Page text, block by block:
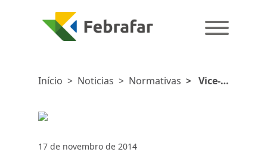
Início > Noticias > Normativas > Vice-
17 de novembro de 2014